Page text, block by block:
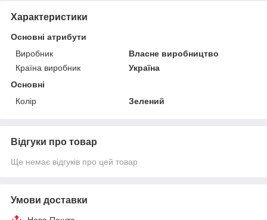
Характеристики
Основні атрибути
Виробник
Власне виробництво
Країна виробник
Україна
Основні
Колір
Зелений
Відгуки про товар
Ще немає відгуків про цей товар
Умови доставки